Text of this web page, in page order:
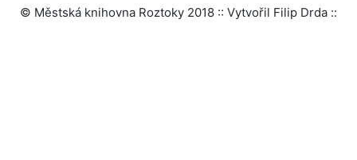
© Městská knihovna Roztoky 2018 :: Vytvořil Filip Drda ::